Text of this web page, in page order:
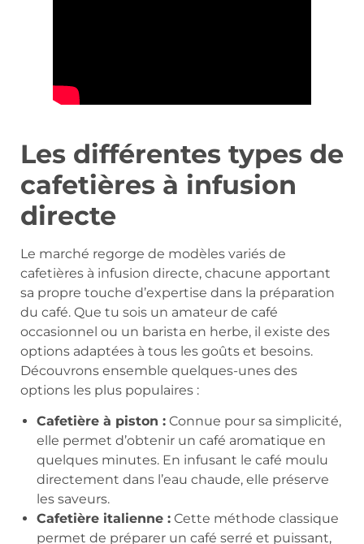
Les différentes types de
cafetières à infusion
directe
Le marché regorge de modèles variés de
cafetières à infusion directe, chacune apportant
sa propre touche d’expertise dans la préparation
du café. Que tu sois un amateur de café
occasionnel ou un barista en herbe, il existe des
options adaptées à tous les goûts et besoins.
Découvrons ensemble quelques-unes des
options les plus populaires :
Cafetière à piston : Connue pour sa simplicité,
elle permet d’obtenir un café aromatique en
quelques minutes. En infusant le café moulu
directement dans l’eau chaude, elle préserve
les saveurs.
Cafetière italienne : Cette méthode classique
permet de préparer un café serré et puissant,